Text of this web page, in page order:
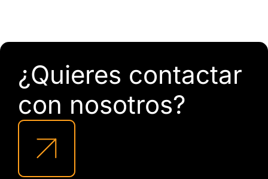
¿Quieres contactar
con nosotros?